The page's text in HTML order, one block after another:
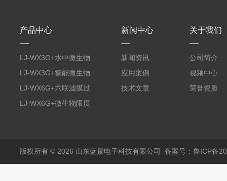
产品中心
LJ-WX3G+水中微生物
膜过滤装置
LJ-WX3G+智能微生物
限度仪
LJ-WX6G+六联滤膜过
滤器
LJ-WX6G+微生物限度
新闻中心
新闻资讯
应用案例
技术文章
关于我们
公司简介
视频中心
荣誉资质
版权所有 © 2026 山东蓝景电子科技有限公司 备案号：鲁ICP备